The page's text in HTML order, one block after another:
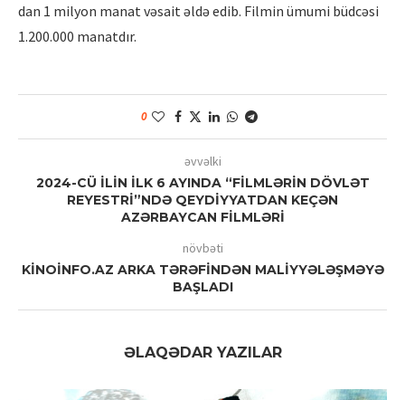
dan 1 milyon manat vəsait əldə edib. Filmin ümumi büdcəsi
1.200.000 manatdır.
0
əvvəlki
2024-CÜ İLİN İLK 6 AYINDA “FİLMLƏRİN DÖVLƏT
REYESTRİ”NDƏ QEYDİYYATDAN KEÇƏN
AZƏRBAYCAN FİLMLƏRİ
növbəti
KİNOİNFO.AZ ARKA TƏRƏFİNDƏN MALİYYƏLƏŞMƏYƏ
BAŞLADI
ƏLAQƏDAR YAZILAR